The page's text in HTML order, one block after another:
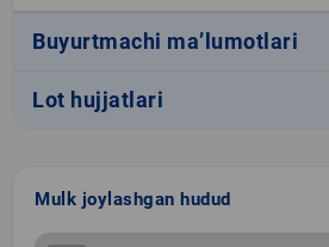
Buyurtmachi ma’lumotlari
Lot hujjatlari
Mulk joylashgan hudud